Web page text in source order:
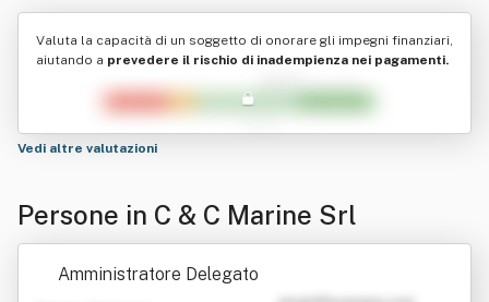
Valuta la capacità di un soggetto di onorare gli impegni finanziari,
aiutando a prevedere il rischio di inadempienza nei pagamenti.
Vedi altre valutazioni
Persone in C & C Marine Srl
Amministratore Delegato